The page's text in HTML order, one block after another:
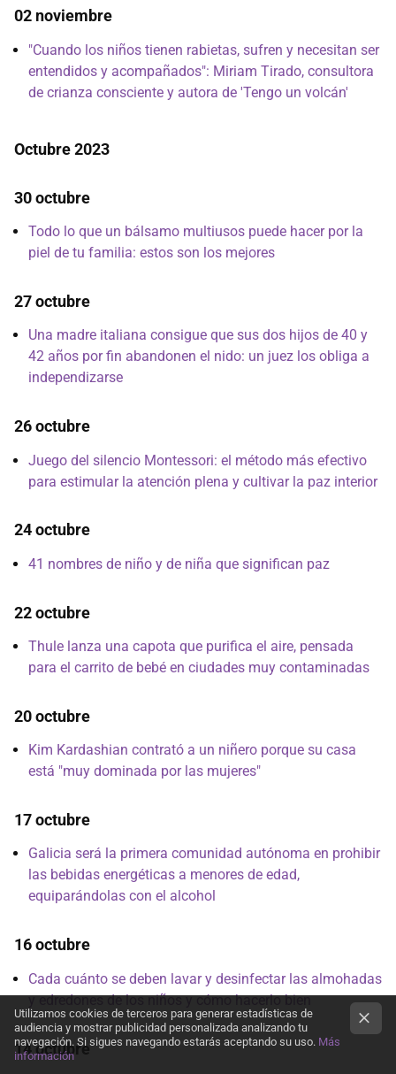
02 noviembre
"Cuando los niños tienen rabietas, sufren y necesitan ser
entendidos y acompañados": Miriam Tirado, consultora
de crianza consciente y autora de 'Tengo un volcán'
Octubre 2023
30 octubre
Todo lo que un bálsamo multiusos puede hacer por la
piel de tu familia: estos son los mejores
27 octubre
Una madre italiana consigue que sus dos hijos de 40 y
42 años por fin abandonen el nido: un juez los obliga a
independizarse
26 octubre
Juego del silencio Montessori: el método más efectivo
para estimular la atención plena y cultivar la paz interior
24 octubre
41 nombres de niño y de niña que significan paz
22 octubre
Thule lanza una capota que purifica el aire, pensada
para el carrito de bebé en ciudades muy contaminadas
20 octubre
Kim Kardashian contrató a un niñero porque su casa
está "muy dominada por las mujeres"
17 octubre
Galicia será la primera comunidad autónoma en prohibir
las bebidas energéticas a menores de edad,
equiparándolas con el alcohol
16 octubre
Cada cuánto se deben lavar y desinfectar las almohadas
y edredones de los niños y cómo hacerlo bien
14 octubre
Utilizamos cookies de terceros para generar estadísticas de
audiencia y mostrar publicidad personalizada analizando tu
navegación. Si sigues navegando estarás aceptando su uso. Más
información